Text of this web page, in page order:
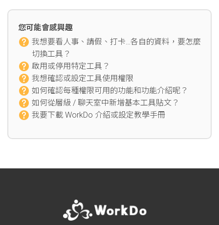
您可能會感興趣
我想要看人事、請假、打卡…各自的資料，要怎麼
切換工具？
啟用或停用特定工具？
我想確認或設定工具使用權限
如何確認每種權限可用的功能和功能介紹呢？
如何從層級 / 聊天室中新增基本工具貼文？
我要下載 WorkDo 介紹或設定教學手冊